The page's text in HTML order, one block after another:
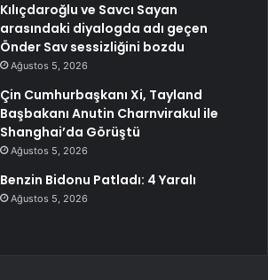
Kılıçdaroğlu ve Savcı Sayan
arasındaki diyalogda adı geçen
Önder Sav sessizliğini bozdu
Ağustos 5, 2026
Çin Cumhurbaşkanı Xi, Tayland
Başbakanı Anutin Charnvirakul ile
Shanghai’da Görüştü
Ağustos 5, 2026
Benzin Bidonu Patladı: 4 Yaralı
Ağustos 5, 2026